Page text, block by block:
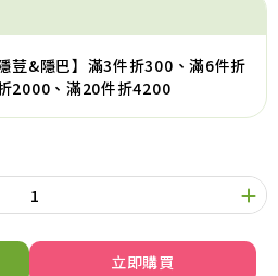
荳&隱巴】滿3件折300、滿6件折
2000、滿20件折4200
立即購買